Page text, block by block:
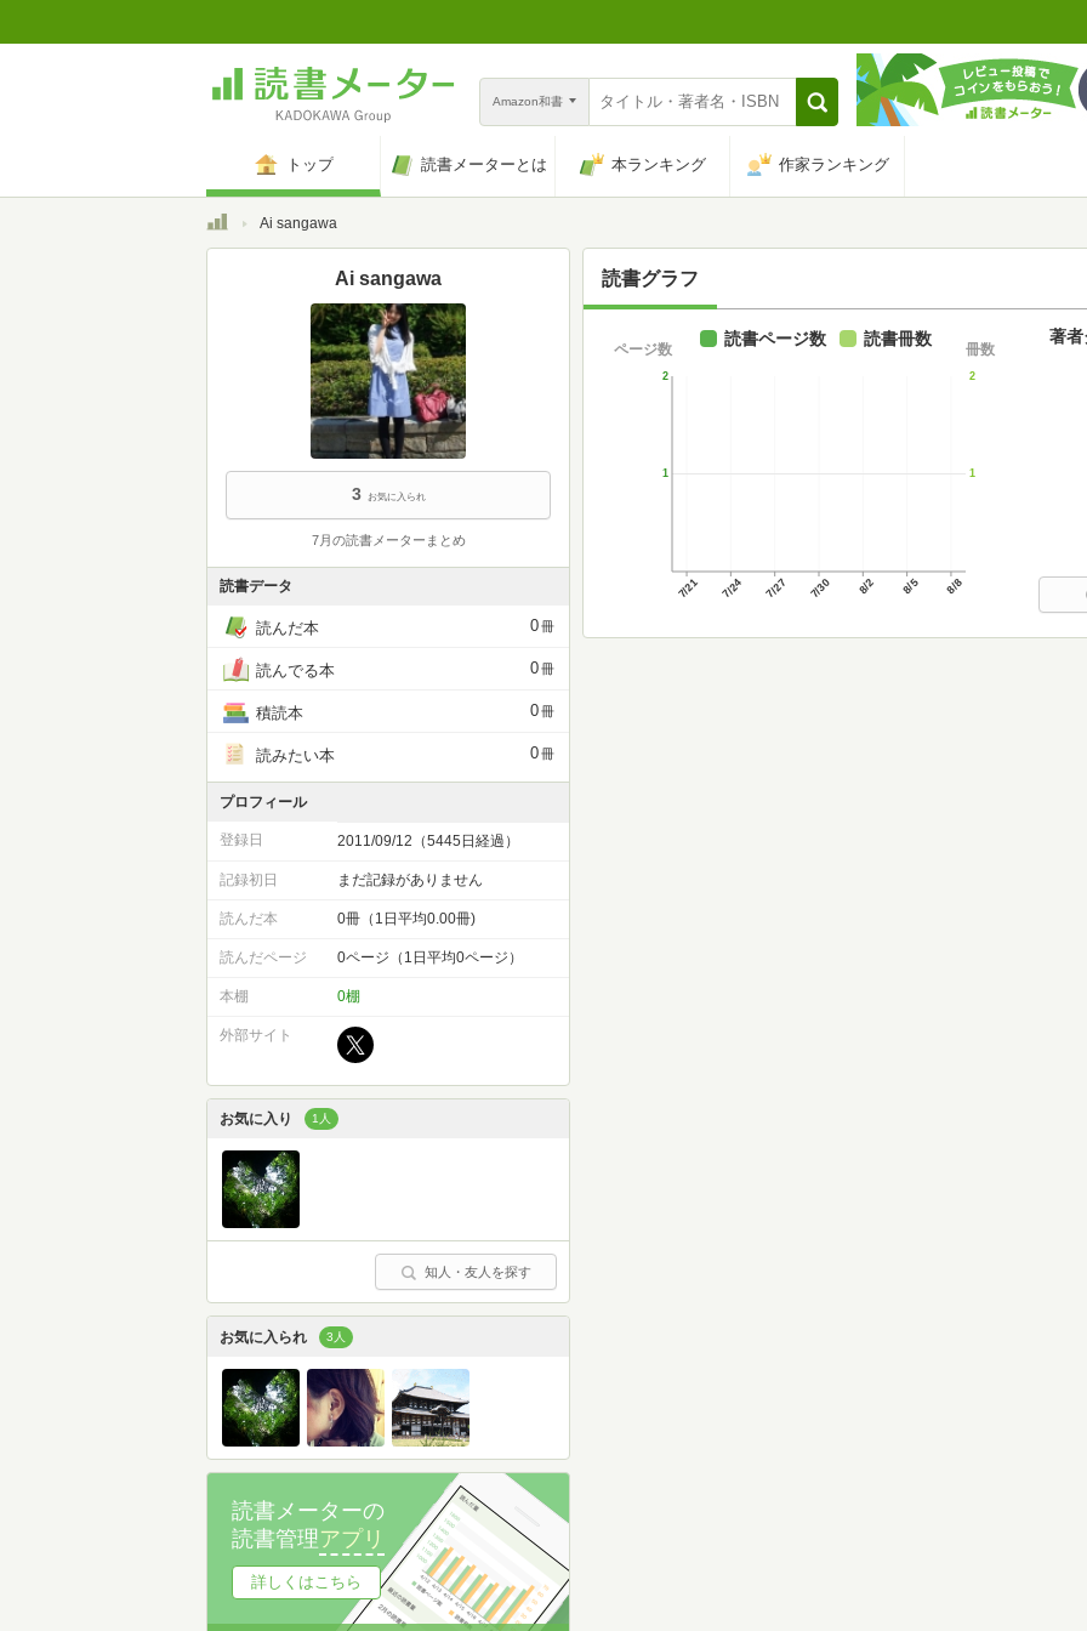
Amazon和書
トップ 読書メーターとは 本ランキング 作家ランキング
トップAi sangawa
読書グラフ
7/21 7/24 7/27 7/30 8/2 8/5 8/8
1
2
ページ数
1
2
冊数
読書ページ数 読書冊数 著者
Ai sangawa
3 お気に入られ
7月の読書メーターまとめ
読書データ
読んだ本 0冊
読んでる本 0冊
積読本 0冊
読みたい本 0冊
プロフィール
登録日 2011/09/12（5445日経過）
記録初日 まだ記録がありません
読んだ本 0冊（1日平均0.00冊)
読んだページ 0ページ（1日平均0ページ）
本棚 0棚
外部サイト
お気に入り 1人
知人・友人を探す
お気に入られ 3人
読書メーターの
読書管理アプリ
詳しくはこちら